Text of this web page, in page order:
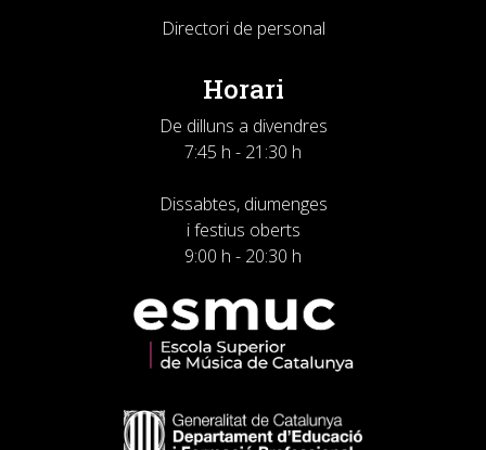
Directori de personal
Horari
De dilluns a divendres
7:45 h - 21:30 h
Dissabtes, diumenges
i festius oberts
9:00 h - 20:30 h